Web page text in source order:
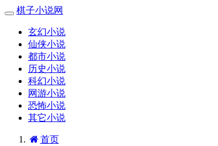
棋子小说网
玄幻小说
仙侠小说
都市小说
历史小说
科幻小说
网游小说
恐怖小说
其它小说
首页